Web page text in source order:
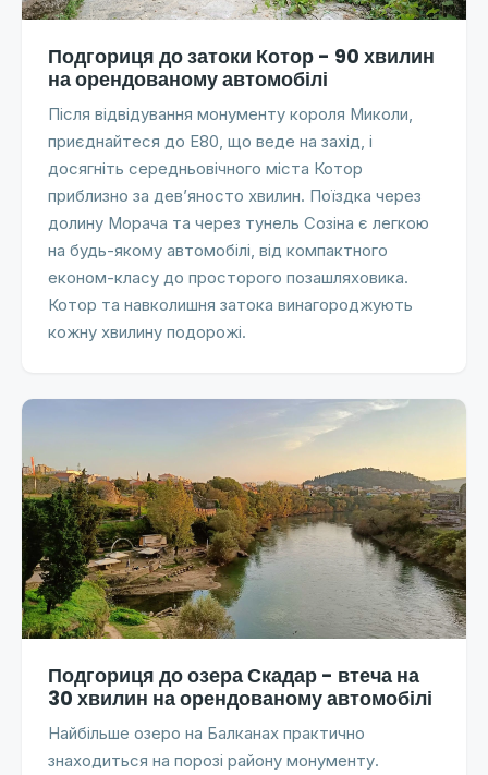
Подгориця до затоки Котор - 90 хвилин
на орендованому автомобілі
Після відвідування монументу короля Миколи,
приєднайтеся до E80, що веде на захід, і
досягніть середньовічного міста Котор
приблизно за дев’яносто хвилин. Поїздка через
долину Морача та через тунель Созіна є легкою
на будь-якому автомобілі, від компактного
економ-класу до просторого позашляховика.
Котор та навколишня затока винагороджують
кожну хвилину подорожі.
Подгориця до озера Скадар - втеча на
30 хвилин на орендованому автомобілі
Найбільше озеро на Балканах практично
знаходиться на порозі району монументу.